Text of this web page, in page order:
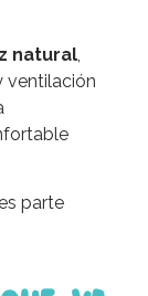
natural,
ventilación
parte